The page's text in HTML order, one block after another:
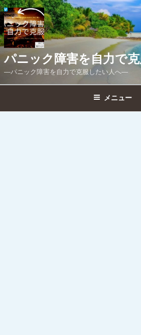
コ
ン
テ
ン
ツ
へ
プ
パニック障害を自力で
―パニック障害を自力で克服したい人へ―
メニュー